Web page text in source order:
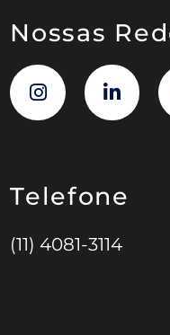
Nossas
Telefone
(11) 4081-3114